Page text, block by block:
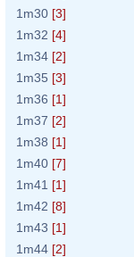
1m30 [3]
1m32 [4]
1m34 [2]
1m35 [3]
1m36 [1]
1m37 [2]
1m38 [1]
1m40 [7]
1m41 [1]
1m42 [8]
1m43 [1]
1m44 [2]